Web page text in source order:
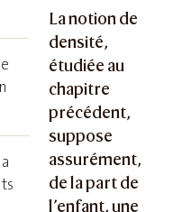
La notion de
densité,
étudiée au
chapitre
précédent,
suppose
assurément,
de la part de
l’enfant, une